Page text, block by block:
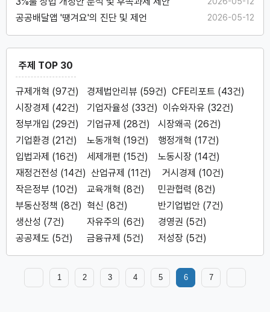
공공배달앱 '땡겨요'의 진단 및 제언 2026-05-12
주제 TOP 30
규제개혁 (97건) 경제법안리뷰 (59건) CFE리포트 (43건)
시장경제 (42건)
기업자율성 (33건) 이슈와자유 (32건)
정부개입 (29건)
기업규제 (28건)
시장왜곡 (26건)
기업환경 (21건)
노동개혁 (19건)
행정개혁 (17건)
입법과제 (16건)
세제개편 (15건)
노동시장 (14건)
재정건전성 (14건) 산업규제 (11건)
거시경제 (10건)
작은정부 (10건)
교육개혁 (8건)
민관협력 (8건)
부동산정책 (8건) 혁신 (8건)
반기업법안 (7건)
생산성 (7건)
자유주의 (6건)
경영권 (5건)
공공제도 (5건)
금융규제 (5건) 저성장 (5건)
1 2 3 4 5 6 7